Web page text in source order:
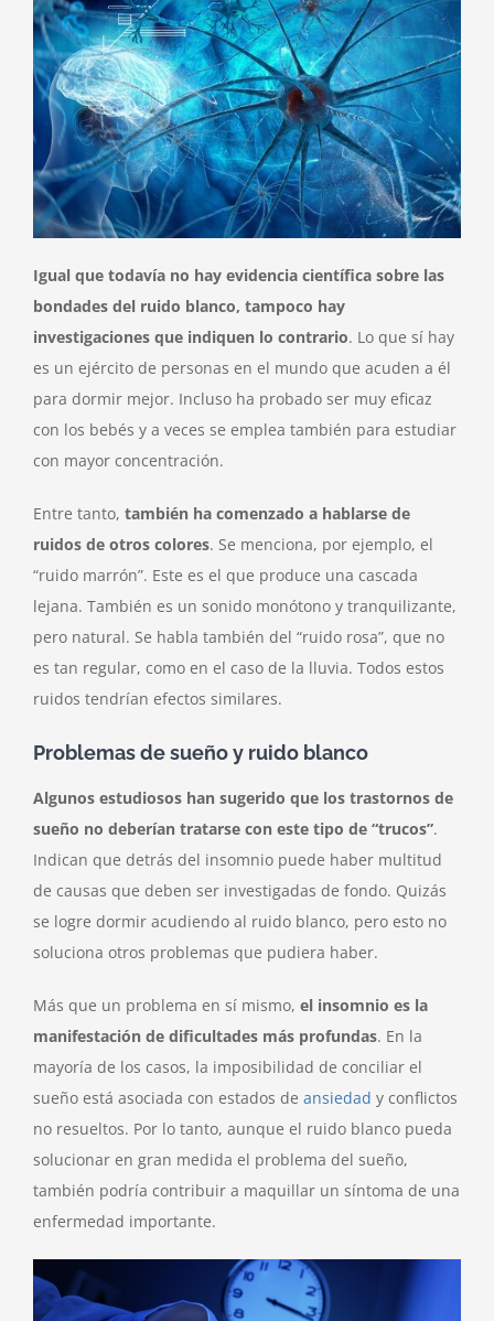
Igual que todavía no hay evidencia científica sobre las
bondades del ruido blanco, tampoco hay
investigaciones que indiquen lo contrario. Lo que sí hay
es un ejército de personas en el mundo que acuden a él
para dormir mejor. Incluso ha probado ser muy eficaz
con los bebés y a veces se emplea también para estudiar
con mayor concentración.
Entre tanto, también ha comenzado a hablarse de
ruidos de otros colores. Se menciona, por ejemplo, el
“ruido marrón”. Este es el que produce una cascada
lejana. También es un sonido monótono y tranquilizante,
pero natural. Se habla también del “ruido rosa”, que no
es tan regular, como en el caso de la lluvia. Todos estos
ruidos tendrían efectos similares.
Problemas de sueño y ruido blanco
Algunos estudiosos han sugerido que los trastornos de
sueño no deberían tratarse con este tipo de “trucos”.
Indican que detrás del insomnio puede haber multitud
de causas que deben ser investigadas de fondo. Quizás
se logre dormir acudiendo al ruido blanco, pero esto no
soluciona otros problemas que pudiera haber.
Más que un problema en sí mismo, el insomnio es la
manifestación de dificultades más profundas. En la
mayoría de los casos, la imposibilidad de conciliar el
sueño está asociada con estados de ansiedad y conflictos
no resueltos. Por lo tanto, aunque el ruido blanco pueda
solucionar en gran medida el problema del sueño,
también podría contribuir a maquillar un síntoma de una
enfermedad importante.